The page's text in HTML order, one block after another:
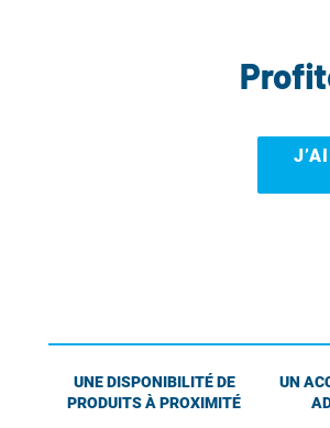
UNE DISPONIBILITÉ DE
PRODUITS À PROXIMITÉ
UN